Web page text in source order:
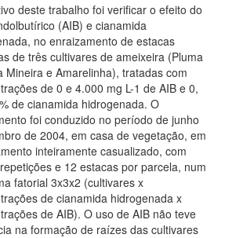
deste trabalho foi verificar o efeito do
(AIB) e cianamida
no enraizamento de estacas
de três cultivares de ameixeira (Pluma
Mineira e Amarelinha), tratadas com
de 0 e 4.000 mg L-1 de AIB e 0,
de cianamida hidrogenada. O
foi conduzido no período de junho
de 2004, em casa de vegetação, em
inteiramente casualizado, com
e 12 estacas por parcela, num
fatorial 3x3x2 (cultivares x
de cianamida hidrogenada x
de AIB). O uso de AIB não teve
na formação de raízes das cultivares